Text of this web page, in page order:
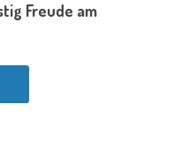
Freude am